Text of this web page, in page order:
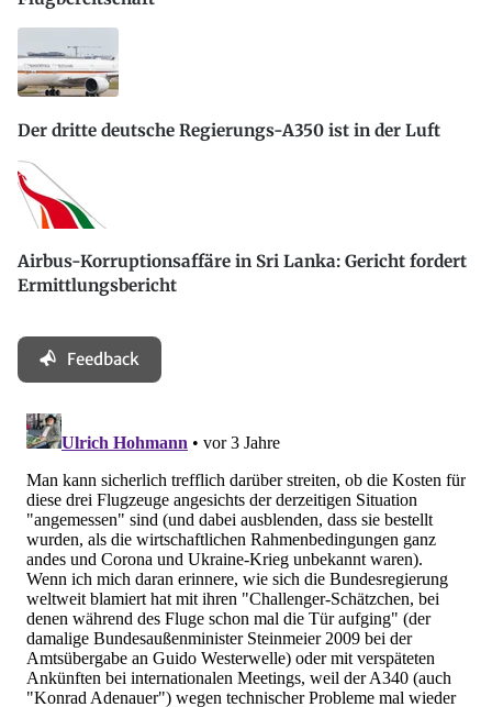
Der dritte deutsche Regierungs-A350 ist in der Luft
Airbus-Korruptionsaffäre in Sri Lanka: Gericht fordert
Ermittlungsbericht
Feedback